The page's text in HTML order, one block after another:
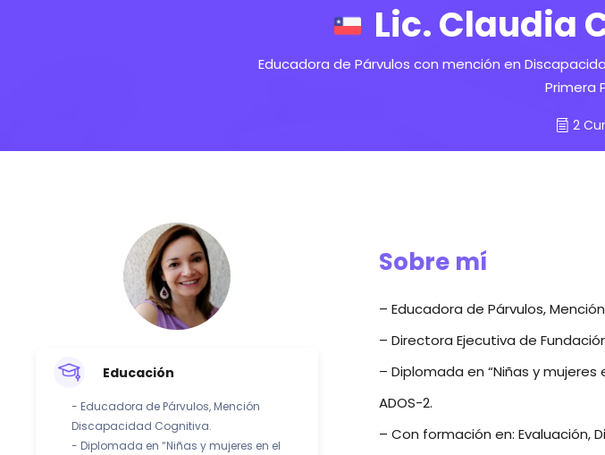
Lic. Claudia
Educadora de Párvulos con mención en
Primera
2
Educación
- Educadora de Párvulos, Mención
Discapacidad Cognitiva.
- Diplomada en “Niñas y mujeres en el
Sobre mí
– Educadora de Párvulos,
– Directora Ejecutiva de
– Diplomada en “Niñas y
ADOS-2.
– Con formación en: Evaluación,